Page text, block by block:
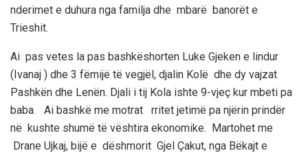
nderimet e duhura nga familja dhe mbarë banorët e
Trieshit.
Ai pas vetes la pas bashkëshorten Luke Gjeken e lindur
(Ivanaj ) dhe 3 fëmijë të vegjël, djalin Kolë dhe dy vajzat
Pashkën dhe Lenën. Djali i tij Kola ishte 9-vjeç kur mbeti pa
baba. Ai bashkë me motrat rritet jetimë pa njërin prindër
në kushte shumë të vështira ekonomike. Martohet me
Drane Ujkaj, bijë e dëshmorit Gjel Çakut, nga Bëkajt e